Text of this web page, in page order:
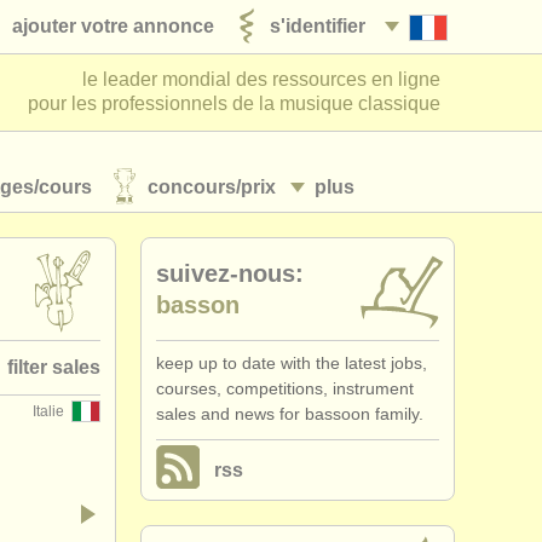
s'identifier
ajouter votre annonce
le leader mondial des ressources en ligne
pour les professionnels de la musique classique
plus
cours concours/prix
filter sales
family (72)
Italie
suivez-nous:
basson
keep up to date with the latest jobs,
courses, competitions, instrument
sales and news for bassoon family.
rss